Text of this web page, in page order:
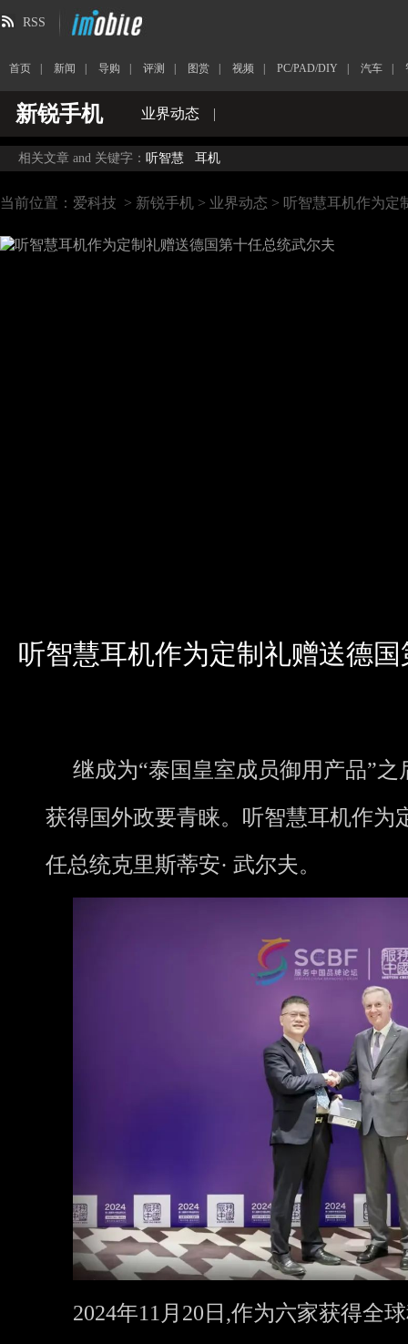
RSS
首页 新闻 导购 评测 图赏 视频 PC/PAD/DIY 汽车
新锐手机 业界动态 |
相关文章 and 关键字： 听智慧 耳机
当前位置： 爱科技 > 新锐手机 > 业界动态 > 听智慧耳机作为定
听智慧耳机作为定制礼赠送德
继成为“泰国皇室成员御用产品”
获得国外政要青睐。听智慧耳机作为
任总统克里斯蒂安· 武尔夫。
2024年11月20日,作为六家获得全